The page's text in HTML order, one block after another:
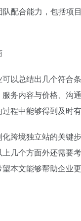
配合能力，包括项
以总结出几个符合
务内容与价格、沟
程中能够得到及时有
跨境独立站的关键
几个方面外还需要
本文能够帮助企业